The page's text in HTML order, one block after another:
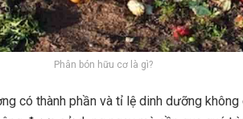
Phân bón hữu cơ là gì?
có thành phần và tỉ lệ dinh dưỡng